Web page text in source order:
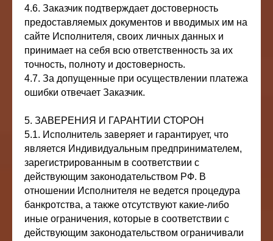
4.6. Заказчик подтверждает достоверность
предоставляемых документов и вводимых им на
сайте Исполнителя, своих личных данных и
принимает на себя всю ответственность за их
точность, полноту и достоверность.
4.7. За допущенные при осуществлении платежа
ошибки отвечает Заказчик.
5. ЗАВЕРЕНИЯ И ГАРАНТИИ СТОРОН
5.1. Исполнитель заверяет и гарантирует, что
является Индивидуальным предпринимателем,
зарегистрированным в соответствии с
действующим законодательством РФ. В
отношении Исполнителя не ведется процедура
банкротства, а также отсутствуют какие-либо
иные ограничения, которые в соответствии с
действующим законодательством ограничивали